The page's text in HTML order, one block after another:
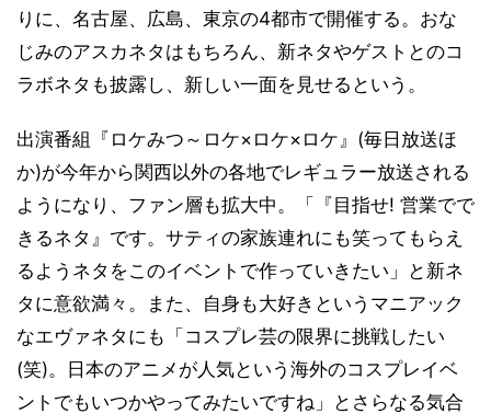
りに、名古屋、広島、東京の4都市で開催する。おな
じみのアスカネタはもちろん、新ネタやゲストとのコ
ラボネタも披露し、新しい一面を見せるという。
出演番組『ロケみつ～ロケ×ロケ×ロケ』(毎日放送ほ
か)が今年から関西以外の各地でレギュラー放送される
ようになり、ファン層も拡大中。「『目指せ! 営業でで
きるネタ』です。サティの家族連れにも笑ってもらえ
るようネタをこのイベントで作っていきたい」と新ネ
タに意欲満々。また、自身も大好きというマニアック
なエヴァネタにも「コスプレ芸の限界に挑戦したい
(笑)。日本のアニメが人気という海外のコスプレイベ
ントでもいつかやってみたいですね」とさらなる気合